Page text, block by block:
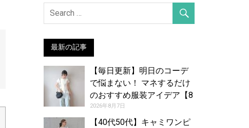
最新の記事
【毎日更新】明日のコーデ
で悩まない！ マネするだけ
のおすすめ服装アイデア【8
月8日夏】
2026年8月7日
【40代50代】キャミワンピ